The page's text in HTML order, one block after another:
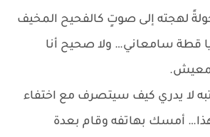
لهجته إلى صوتٍ كالفحيح المخيف
قطة سامعاني… ولا صحيح أنا
لا يدري كيف سيتصرف مع اختفاء
أمسك بهاتفه وقام بعدة